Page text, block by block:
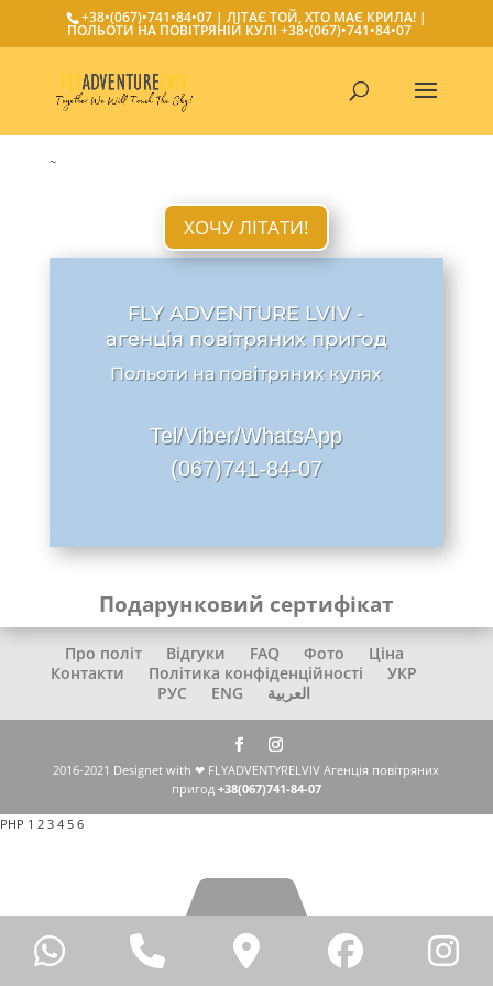
+38•(067)•741•84•07| ЛІТАЄ ТОЙ, ХТО МАЄ КРИЛА! |
ПОЛЬОТИ НА ПОВІТРЯНІЙ КУЛІ +38•(067)•741•84•07
~
ХОЧУ ЛІТАТИ!
FLY ADVENTURE LVIV -
агенція повітряних пригод
Польоти на повітряних кулях
Tel/Viber/WhatsApp
(067)741-84-07
Подарунковий сертифікат
Про політ Відгуки FAQ Фото
Ціна
Контакти
Політика конфіденційності
УКР
РУС
ENG العربية
2016-2021 Designet with ❤ FLYADVENTYRELVIV Агенція повітряних
пригод +38(067)741-84-07
WhatsApp
Phone Google
PHP 1 2 3 4 5 6